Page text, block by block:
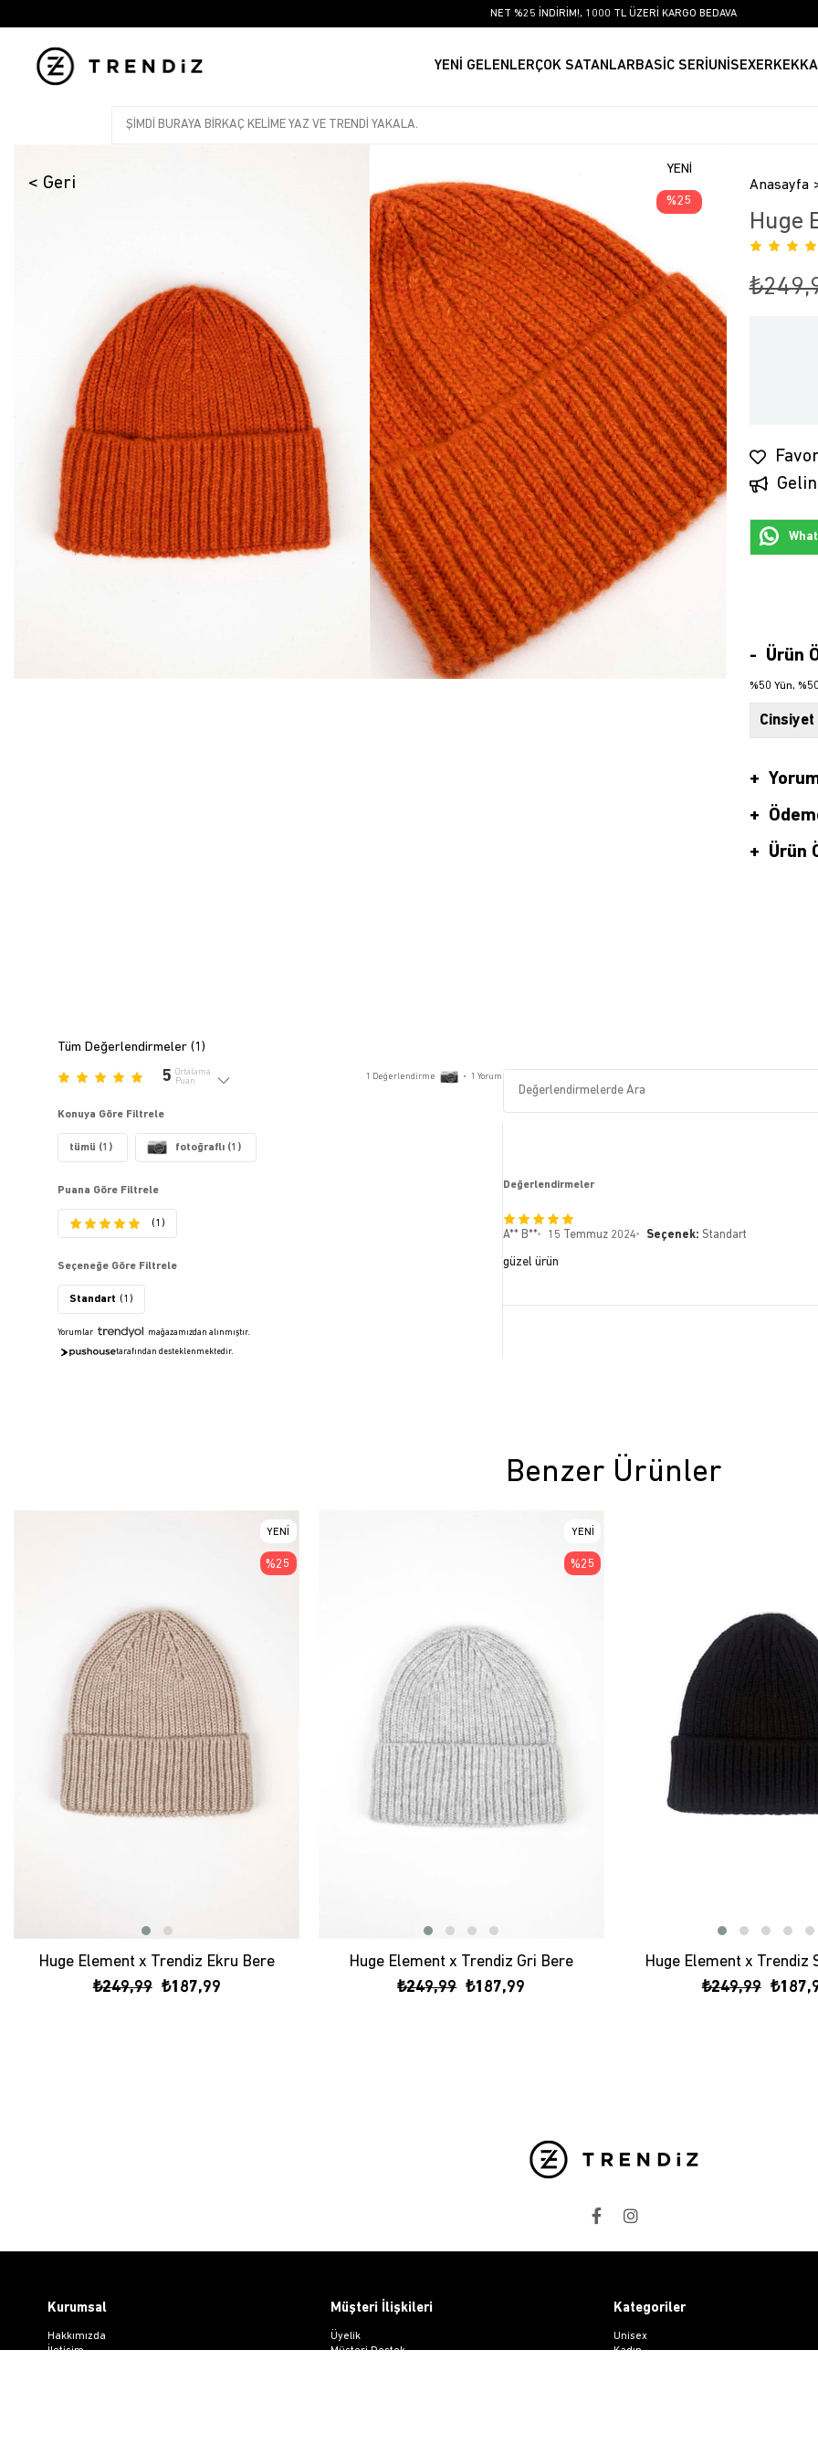
NET %25 İNDİRİM!, 1000 TL ÜZERİ KARGO BEDAVA
YENİ GELENLERÇOK SATANLARBASİC SERİ UNİSEXERKEK
YENI
ÜRÜN
25
Anasayfa
Huge
Ürün
%50 Yün,
Cinsiyet
Ürün
Tüm Değerlendirmeler ( 1 )
5 Ortalama
Puan
1 Değerlendirme • 1 Yorum
Konuya Göre Filtrele
tümü (1) fotoğraflı (1)
Puana Göre Filtrele
(1)
Seçeneğe Göre Filtrele
Standart (1)
Yorumlar mağazamızdan alınmıştır.
tarafından desteklenmektedir.
Değerlendirmeler
A** B** 15 Temmuz 2024 Seçenek: Standart
güzel ürün
Benzer Ürünler
Huge Element x Trendiz Ekru Bere
₺187,99
₺249,99
YENI
ÜRÜN
%25
Huge Element x Trendiz Gri Bere
₺187,99
₺249,99
YENI
ÜRÜN
%25
Huge Element x Trendiz
₺249,99
Kurumsal
Hakkımızda
İletişim
Müşteri İlişkileri
Üyelik
Müşteri Destek
Kategoriler
Unisex
Kadın